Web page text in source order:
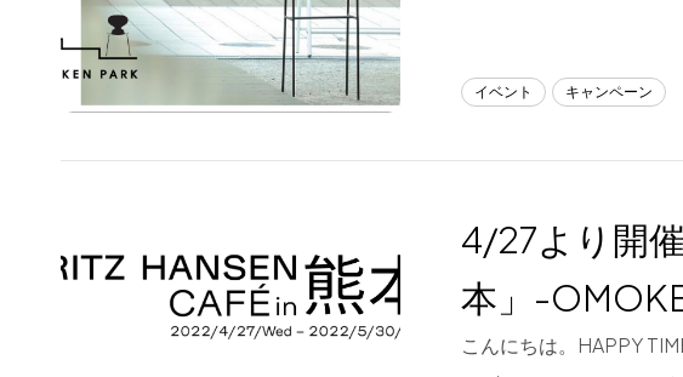
イベント キャンペーン
4/27より開
本」-
こんにちは。HAPPY